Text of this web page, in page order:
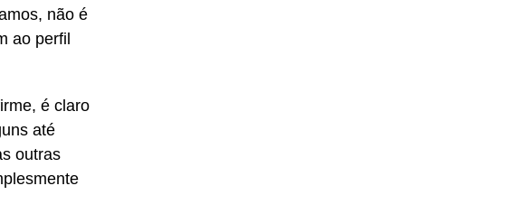
não é
ao perfil
é claro
até
outras